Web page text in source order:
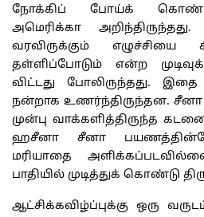
நோக்கிப் போய்க்
அமெரிக்கா
வரவிருக்கும் எழுச்சியை
தள்ளிப்போடும் என்ற
விட்டது போலிருந்தது.
நன்றாக உணர்ந்திருந்தன.
முன்பு வாக்களித்திருந்த
ஹசீனா சீனா
மரியாதை
பாதியில் முடித்துக் கொண்டு
ஆட்சிக்கவிழ்ப்புக்கு ஒரு